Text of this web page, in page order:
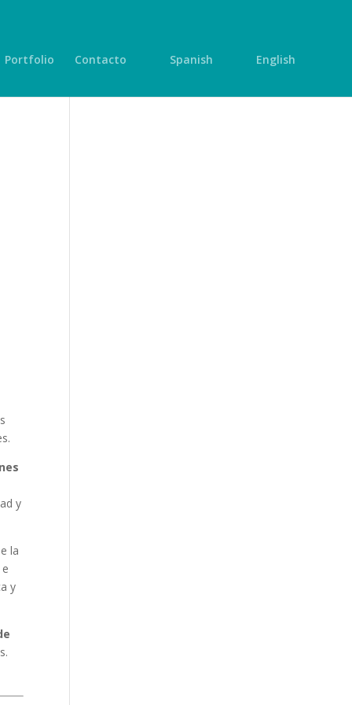
Portfolio Contacto Spanish English
y
la
e
y